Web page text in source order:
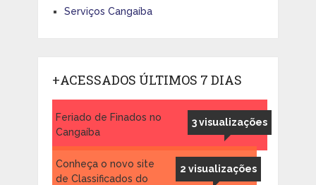
Serviços Cangaíba
+ACESSADOS ÚLTIMOS 7 DIAS
3 visualizações
Feriado de Finados no
Cangaíba
2 visualizações
Conheça o novo site
de Classificados do